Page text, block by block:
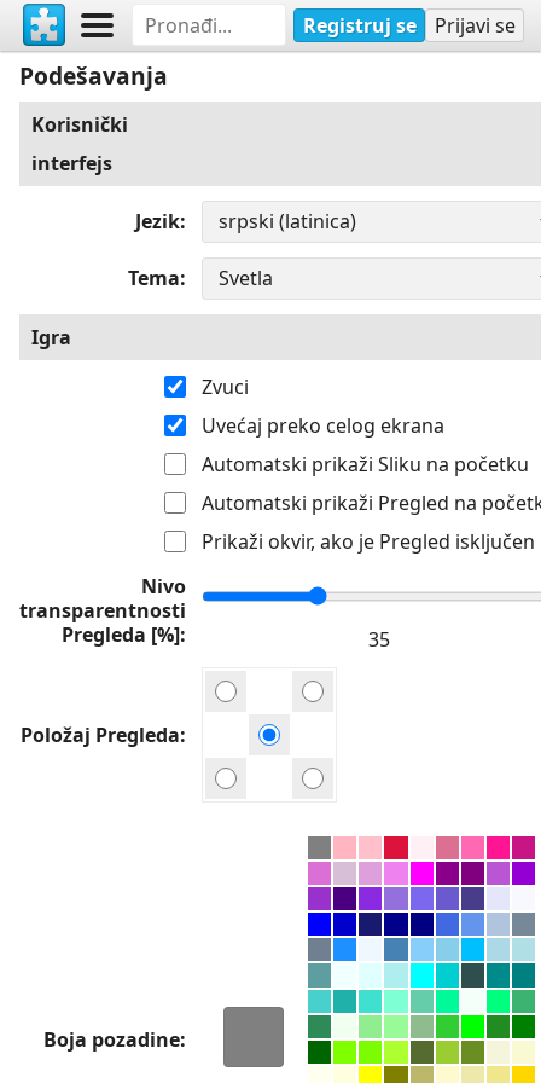
Registruj se Prijavi se
Podešavanja
Korisnički
interfejs
Jezik
Tema
Igra
Zvuci
Uvećaj preko celog ekrana
Automatski prikaži Sliku na početku
Automatski prikaži Pregled na
Prikaži okvir, ako je Pregled isključen
Nivo
transparentnosti
Pregleda [%]
Položaj Pregleda
Boja pozadine